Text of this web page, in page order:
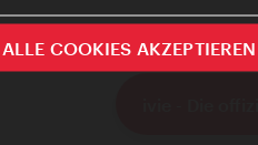
ALLE COOKIES AKZEPTIEREN